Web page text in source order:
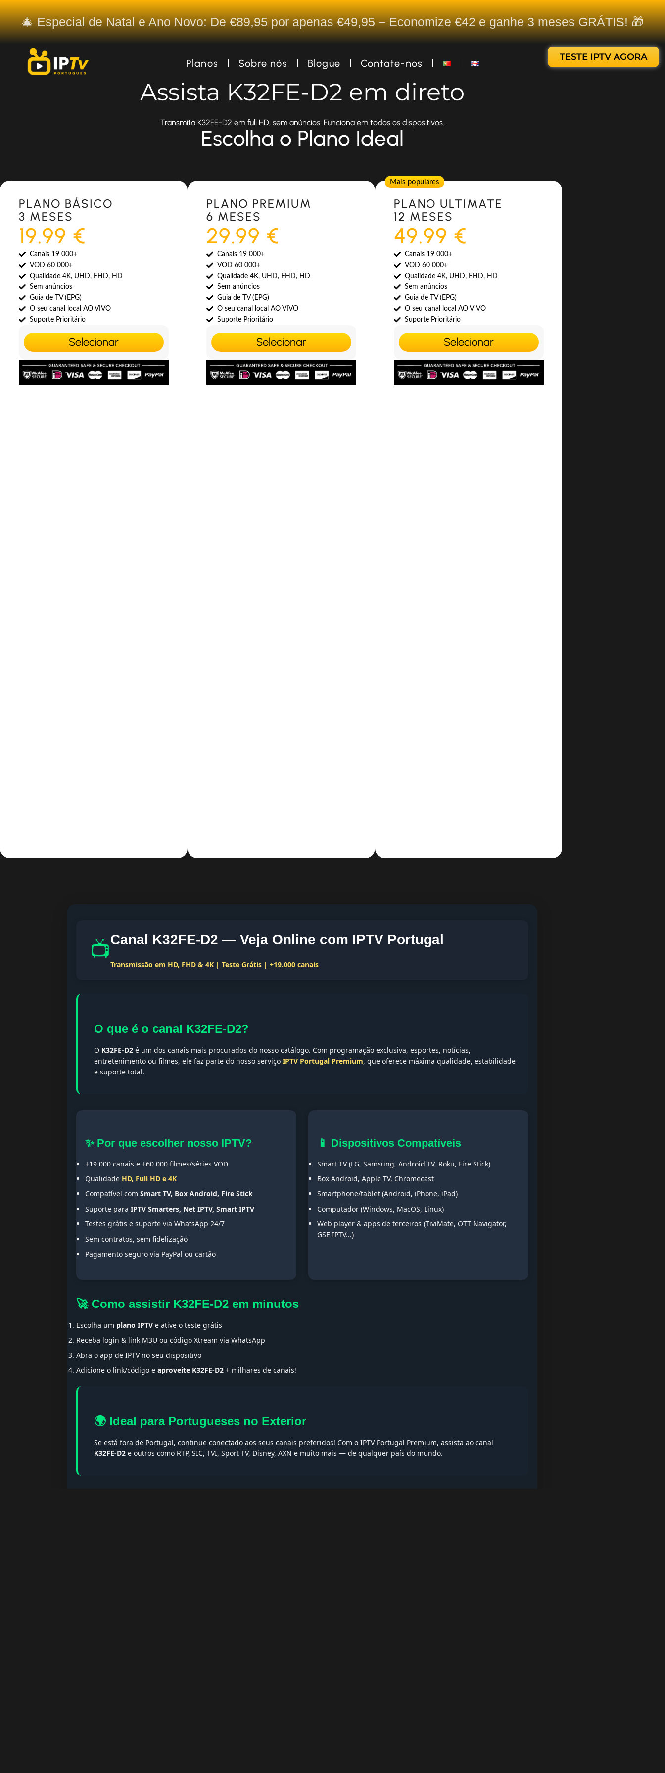
🎄 Especial de Natal e Ano Novo: De €89,95 por apenas €49,95 – Economize €42 e ganhe 3 meses GRÁTIS! 🎁
Planos Sobre nós Blogue Contate-nos
TESTE IPTV AGORA
Assista K32FE-D2 em direto
Transmita K32FE-D2 em full HD, sem anúncios. Funciona em todos os dispositivos.
Escolha o Plano Ideal
Most Popular
PLANO BÁSICO
3 MESES
19.99 €
Canais 19 000+
VOD 60 000+
Qualidade 4K, UHD, FHD, HD
Sem anúncios
Guia de TV (EPG)
O seu canal local AO VIVO
Suporte Prioritário
Selecionar
Most Popular
PLANO PREMIUM
6 MESES
29.99 €
Canais 19 000+
VOD 60 000+
Qualidade 4K, UHD, FHD, HD
Sem anúncios
Guia de TV (EPG)
O seu canal local AO VIVO
Suporte Prioritário
Selecionar
Mais populares
PLANO ULTIMATE
12 MESES
49.99 €
Canais 19 000+
VOD 60 000+
Qualidade 4K, UHD, FHD, HD
Sem anúncios
Guia de TV (EPG)
O seu canal local AO VIVO
Suporte Prioritário
Selecionar
📺Canal K32FE-D2 — Veja Online com IPTV Portugal
Transmissão em HD, FHD & 4K | Teste Grátis | +19.000 canais
O que é o canal K32FE-D2?
O K32FE-D2 é um dos canais mais procurados do nosso catálogo. Com programação exclusiva, esportes, notícias,
entretenimento ou filmes, ele faz parte do nosso serviço IPTV Portugal Premium, que oferece máxima qualidade, estabilidade
e suporte total.
✨ Por que escolher nosso IPTV?
+19.000 canais e +60.000 filmes/séries VOD
Qualidade HD, Full HD e 4K
Compatível com Smart TV, Box Android, Fire Stick
Suporte para IPTV Smarters, Net IPTV, Smart IPTV
Testes grátis e suporte via WhatsApp 24/7
Sem contratos, sem fidelização
Pagamento seguro via PayPal ou cartão
📱 Dispositivos Compatíveis
Smart TV (LG, Samsung, Android TV, Roku, Fire Stick)
Box Android, Apple TV, Chromecast
Smartphone/tablet (Android, iPhone, iPad)
Computador (Windows, MacOS, Linux)
Web player & apps de terceiros (TiviMate, OTT Navigator,
GSE IPTV...)
🚀 Como assistir K32FE-D2 em minutos
Escolha um plano IPTV e ative o teste grátis
Receba login & link M3U ou código Xtream via WhatsApp
Abra o app de IPTV no seu dispositivo
Adicione o link/código e aproveite K32FE-D2 + milhares de canais!
🌍 Ideal para Portugueses no Exterior
Se está fora de Portugal, continue conectado aos seus canais preferidos! Com o IPTV Portugal Premium, assista ao canal
K32FE-D2 e outros como RTP, SIC, TVI, Sport TV, Disney, AXN e muito mais — de qualquer país do mundo.